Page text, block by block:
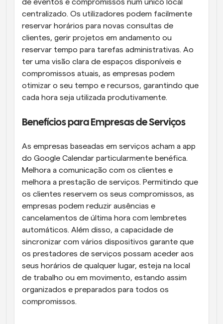
de eventos e compromissos num único local
centralizado. Os utilizadores podem facilmente
reservar horários para novas consultas de
clientes, gerir projetos em andamento ou
reservar tempo para tarefas administrativas. Ao
ter uma visão clara de espaços disponíveis e
compromissos atuais, as empresas podem
otimizar o seu tempo e recursos, garantindo que
cada hora seja utilizada produtivamente.
Benefícios para Empresas de Serviços
As empresas baseadas em serviços acham a app
do Google Calendar particularmente benéfica.
Melhora a comunicação com os clientes e
melhora a prestação de serviços. Permitindo que
os clientes reservem os seus compromissos, as
empresas podem reduzir ausências e
cancelamentos de última hora com lembretes
automáticos. Além disso, a capacidade de
sincronizar com vários dispositivos garante que
os prestadores de serviços possam aceder aos
seus horários de qualquer lugar, esteja na local
de trabalho ou em movimento, estando assim
organizados e preparados para todos os
compromissos.